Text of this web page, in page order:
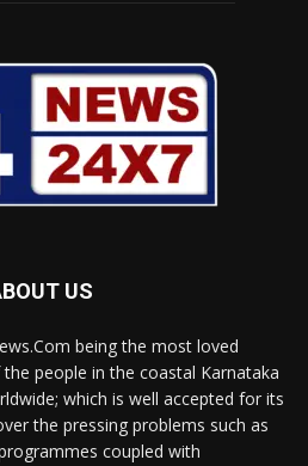
US
being the most loved
people in the coastal Karnataka
which is well accepted for its
the pressing problems such as
coupled with